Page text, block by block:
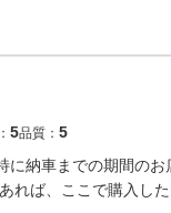
5品質： 5
納車までの期間の
れば、ここで購入し